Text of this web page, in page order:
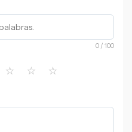
0 / 100
⭐ ⭐ ⭐